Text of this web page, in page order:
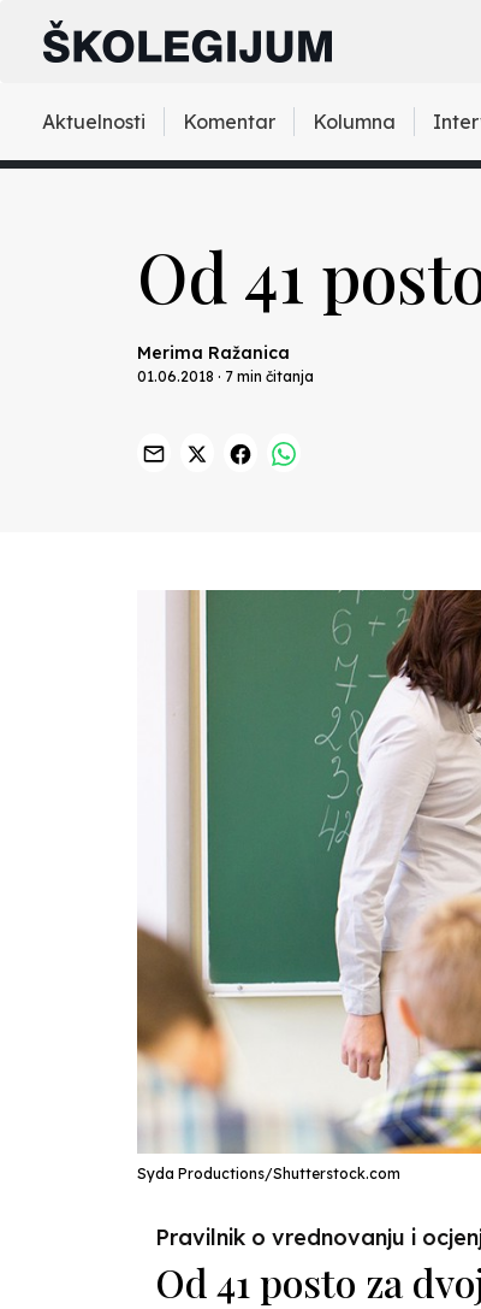
Aktuelnosti Komentar Kolumna
Od 41
Merima Ražanica
01.06.2018 · 7 min čitanja
Syda Productions/Shutterstock.com
Pravilnik o vrednovanju i
Od 41 posto za